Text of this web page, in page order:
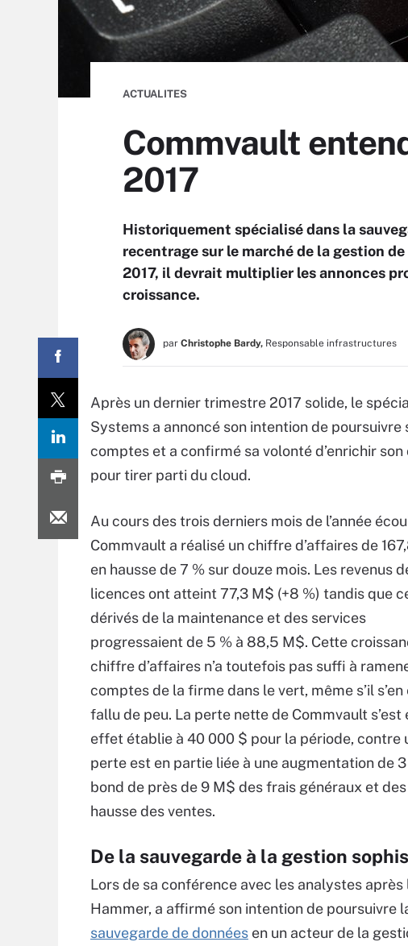
ACTUALITES
Commvault
2017
Historiquement spécialisé dans la
recentrage sur le marché de la gestion
2017, il devrait multiplier les annonces
croissance.
par Christophe Bardy, Responsable infrastructures
Après un dernier trimestre 2017 solide, le
Systems a annoncé son intention de
comptes et a confirmé sa volonté d’enrichir
pour tirer parti du cloud.
Au cours des trois derniers mois de l’année
Commvault a réalisé un chiffre d’affaires de
en hausse de 7 % sur douze mois. Les revenus
licences ont atteint 77,3 M$ (+8 %) tandis que
dérivés de la maintenance et des services
progressaient de 5 % à 88,5 M$. Cette
chiffre d’affaires n’a toutefois pas suffi à
comptes de la firme dans le vert, même s’il s’en
fallu de peu. La perte nette de Commvault s’est
effet établie à 40 000 $ pour la période,
perte est en partie liée à une augmentation de
bond de près de 9 M$ des frais généraux et
hausse des ventes.
De la sauvegarde à la gestion
Lors de sa conférence avec les analystes après
Hammer, a affirmé son intention de poursuivre
sauvegarde de données en un acteur de la